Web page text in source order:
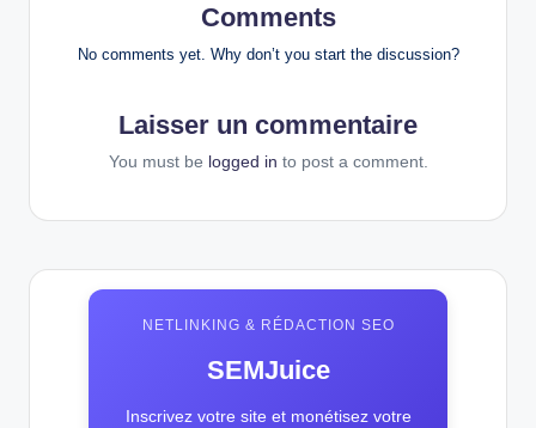
Comments
No comments yet. Why don’t you start the discussion?
Laisser un commentaire
You must be logged in to post a comment.
NETLINKING & RÉDACTION SEO
SEMJuice
Inscrivez votre site et monétisez votre